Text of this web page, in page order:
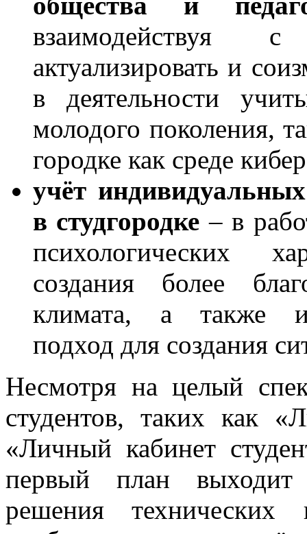
взаимодействуя
актуализировать и
в деятельности
молодого поколения,
городке как среде
учёт
в студгородке– в
психологических
создания более
климата, а также
подход для создания
Несмотря на целый
студентов, таких как
«Личный кабинет
первый план выходит
решения технических